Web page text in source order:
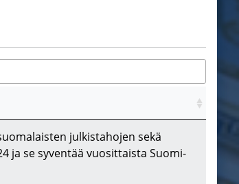
julkistahojen sekä
ja se syventää vuosittaista Suomi-